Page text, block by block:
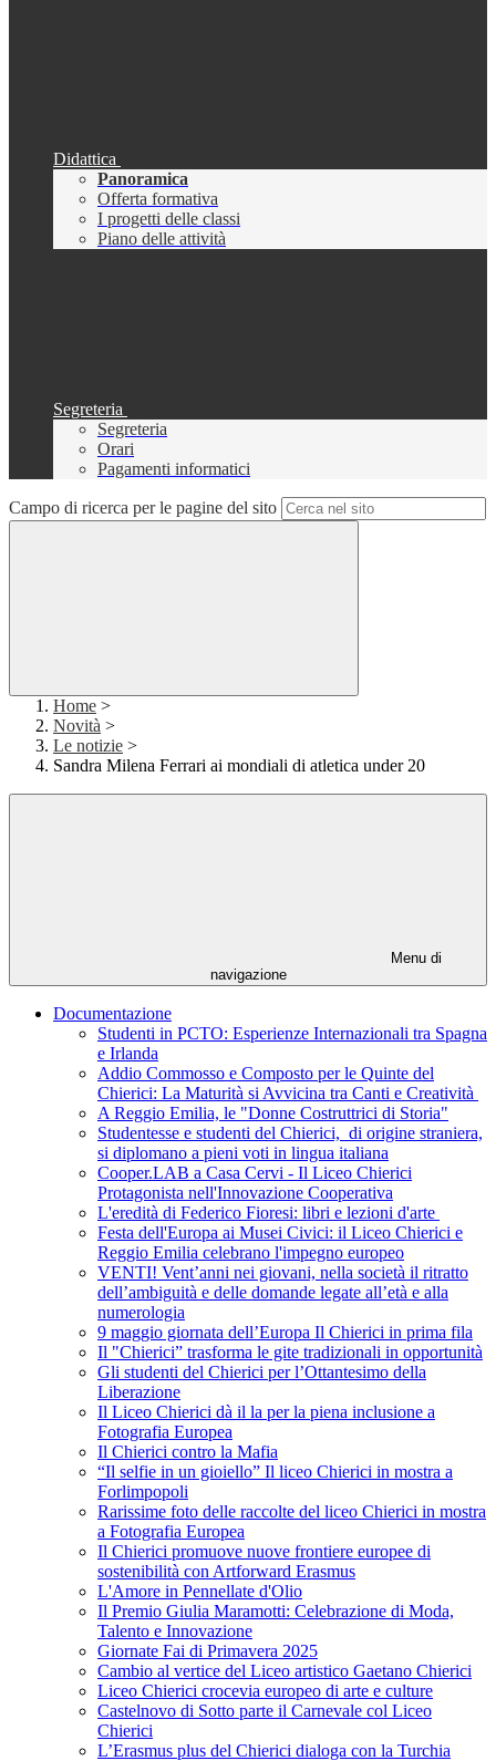
Didattica
Panoramica
Offerta formativa
I progetti delle classi
Piano delle attività
Segreteria
Segreteria
Orari
Pagamenti informatici
Campo di ricerca per le pagine del sito
Home >
Novità >
Le notizie >
Sandra Milena Ferrari ai mondiali di atletica under 20
Menu di
navigazione
Documentazione
Studenti in PCTO: Esperienze Internazionali tra Spagna
e Irlanda
Addio Commosso e Composto per le Quinte del
Chierici: La Maturità si Avvicina tra Canti e Creatività
A Reggio Emilia, le "Donne Costruttrici di Storia"
Studentesse e studenti del Chierici, di origine straniera,
si diplomano a pieni voti in lingua italiana
Cooper.LAB a Casa Cervi - Il Liceo Chierici
Protagonista nell'Innovazione Cooperativa
L'eredità di Federico Fioresi: libri e lezioni d'arte
Festa dell'Europa ai Musei Civici: il Liceo Chierici e
Reggio Emilia celebrano l'impegno europeo
VENTI! Vent’anni nei giovani, nella società il ritratto
dell’ambiguità e delle domande legate all’età e alla
numerologia
9 maggio giornata dell’Europa Il Chierici in prima fila
Il "Chierici” trasforma le gite tradizionali in opportunità
Gli studenti del Chierici per l’Ottantesimo della
Liberazione
Il Liceo Chierici dà il la per la piena inclusione a
Fotografia Europea
Il Chierici contro la Mafia
“Il selfie in un gioiello” Il liceo Chierici in mostra a
Forlimpopoli
Rarissime foto delle raccolte del liceo Chierici in mostra
a Fotografia Europea
Il Chierici promuove nuove frontiere europee di
sostenibilità con Artforward Erasmus
L'Amore in Pennellate d'Olio
Il Premio Giulia Maramotti: Celebrazione di Moda,
Talento e Innovazione
Giornate Fai di Primavera 2025
Cambio al vertice del Liceo artistico Gaetano Chierici
Liceo Chierici crocevia europeo di arte e culture
Castelnovo di Sotto parte il Carnevale col Liceo
Chierici
L’Erasmus plus del Chierici dialoga con la Turchia